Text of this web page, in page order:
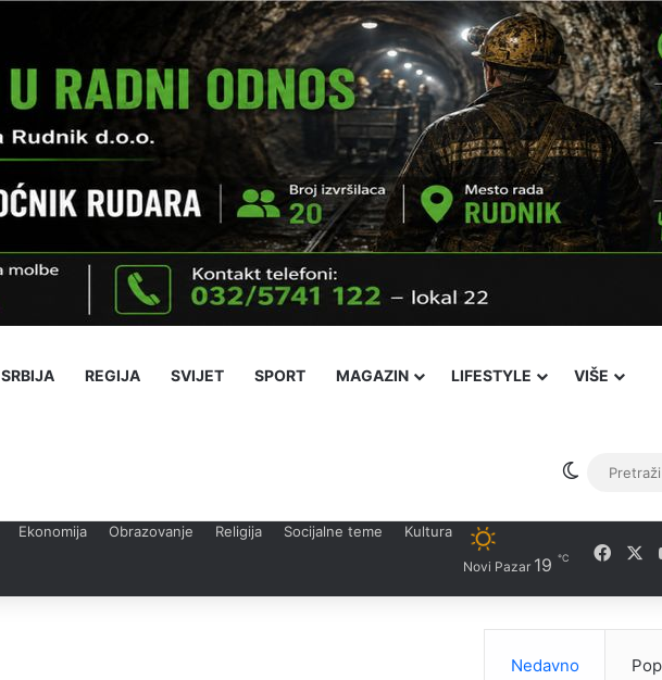
SRBIJA REGIJA SVIJET SPORT MAGAZIN LIFESTYLE VIŠE
Switch skin
Ekonomija Obrazovanje Religija Socijalne teme Kultura
Novi Pazar 19 ℃
Nedavno